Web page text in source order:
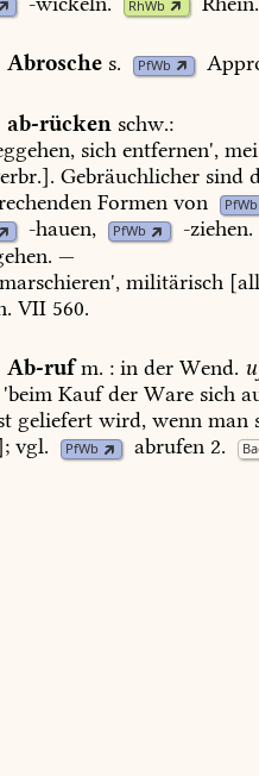
RhWb
Abrosches. PfWb
ab-rücken schw.:
sich entfernen',
Gebräuchlicher sind
Formen von
PfWb
-hauen, PfWb -ziehen.
. —
militärisch
VII 560.
Ab-ruf m. :inderWend.
'beim Kaufder Ware sich
geliefert wird, wenn man
vgl. PfWb abrufen 2.